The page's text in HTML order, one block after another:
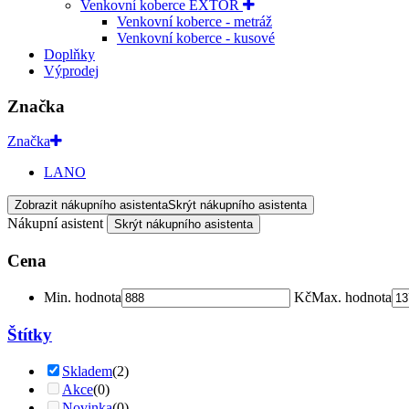
Venkovní koberce EXTOR
Venkovní koberce - metráž
Venkovní koberce - kusové
Doplňky
Výprodej
Značka
Značka
LANO
Zobrazit nákupního asistentaSkrýt nákupního asistenta
Nákupní asistent Skrýt nákupního asistenta
Cena
Min. hodnota KčMax. hodnota
Štítky
Skladem(2)
Akce(0)